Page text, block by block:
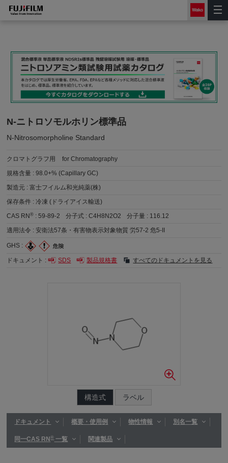
N-ニトロソモルホリン標準品
N-Nitrosomorpholine Standard
クロマトグラフ用
for Chromatography
規格含量 :98.0+% (Capillary GC)
製造元 :富士フイルム和光純薬(株)
保存条件 :冷凍 (ドライアイス輸送)
CAS RN® :59-89-2 分子式 :C4H8N2O2 分子量 : 116.12
適用法令 :安衛法57条・有害物表示対象物質 労57-2 危5-II
GHS :
ドキュメント : SDS 製品規格書 すべてのドキュメントを見る
構造式 ラベル
ドキュメント 概要・使用例 物性情報 別名一覧
同一CAS RN®一覧 関連製品